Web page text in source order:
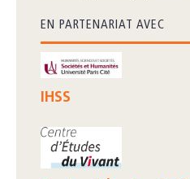
EN PARTENARIAT AVEC
IHSS